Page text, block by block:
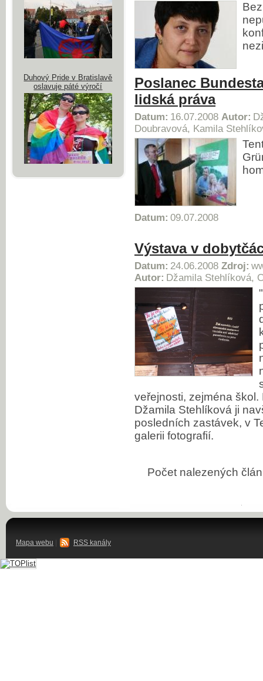
Poslanec
lidská práva
Datum: 16.07.2008 Autor:
Doubravová, Kamila
Datum: 09.07.2008
Výstava v
Datum: 24.06.2008 Zdroj:
Autor: Džamila Stehlíková,
veřejnosti, zejména
Džamila Stehlíková ji
posledních zastávek, v
galerii fotografií.
Počet nalezených
Duhový Pride v Bratislavě
oslavuje páté výročí
Mapa webu RSS kanály